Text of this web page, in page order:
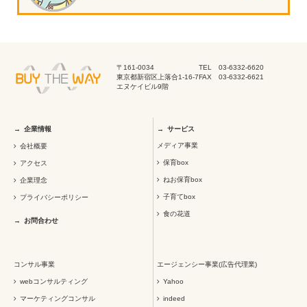
〒161-0034
東京都新宿区上落合1-16-7
エヌケイビル9階
TEL 03-6332-6620
FAX 03-6332-6621
企業情報
会社概要
アクセス
企業理念
プライバシーポリシー
お問合わせ
サービス
メディア事業
保育box
ねお保育box
子育てbox
食の花道
コンサル事業
webコンサルティング
マーケティングコンサル
エージェンシー事業(広告代理業)
Yahoo
indeed